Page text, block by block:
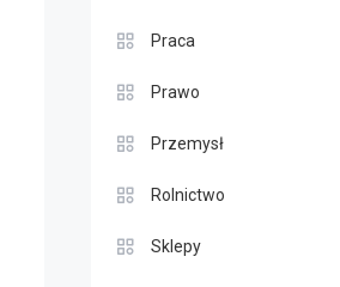
Praca
Prawo
Przemysł
Rolnictwo
Sklepy